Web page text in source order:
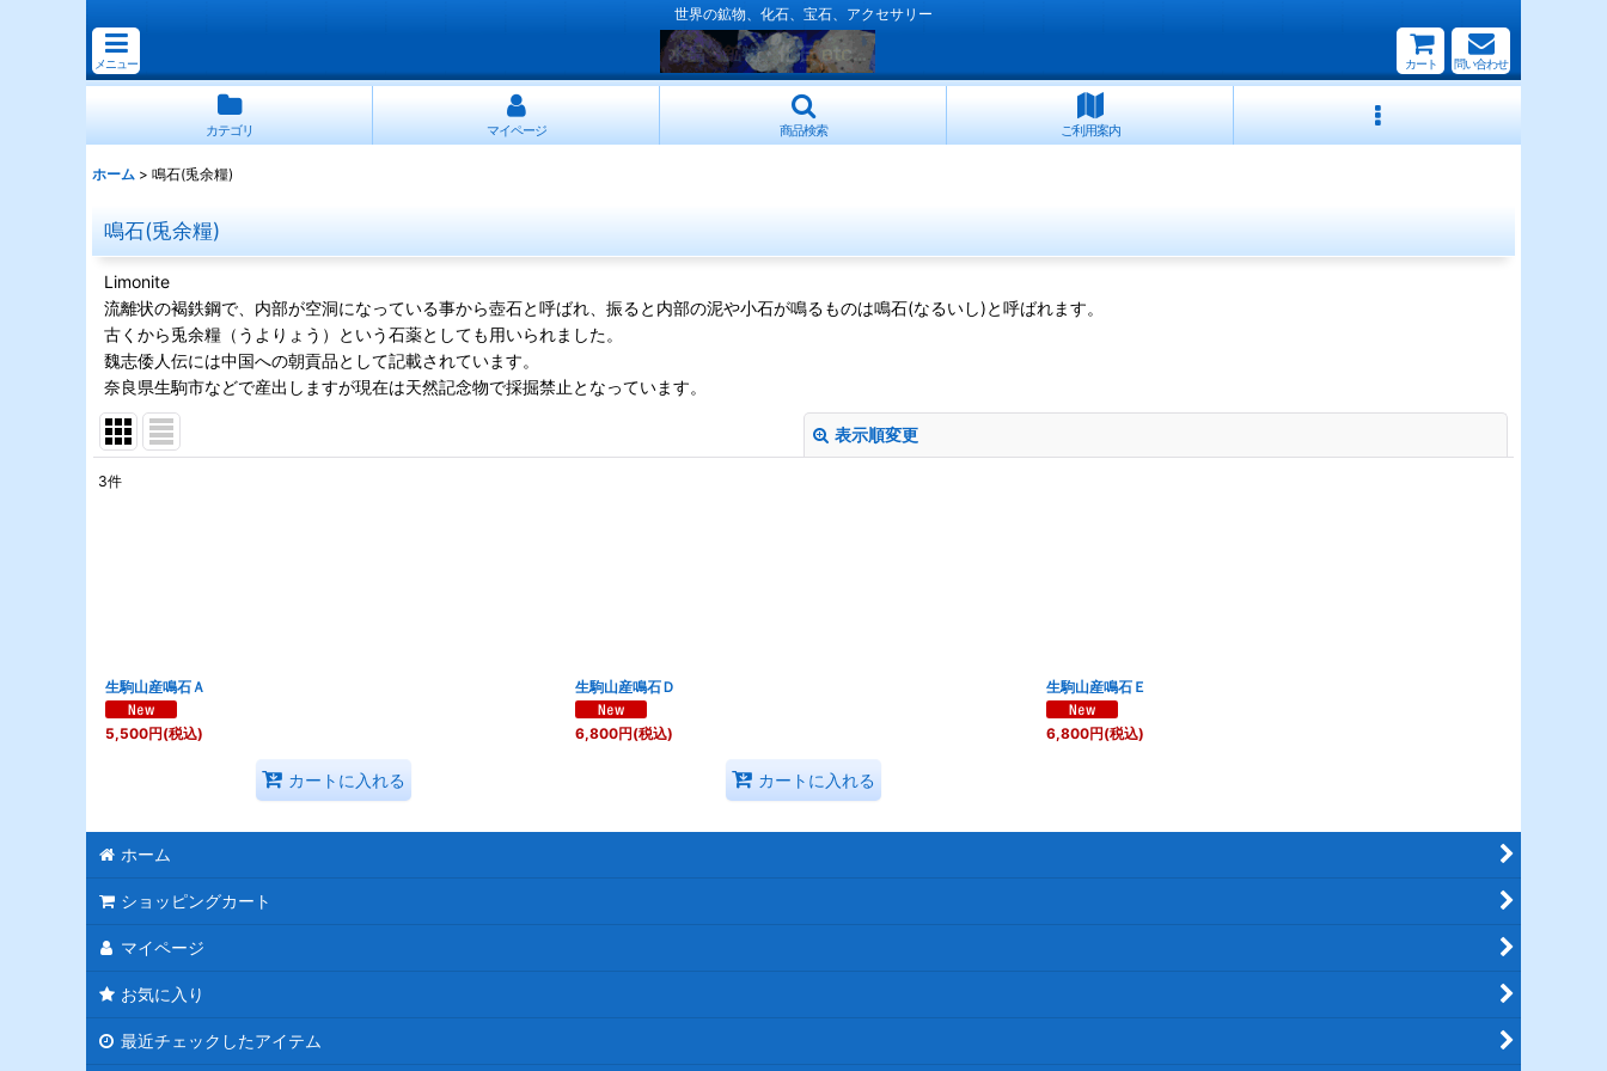
世界の鉱物、化石、宝石、アクセサリー
メニュー カート 問い合わせ
カテゴリ マイページ 商品検索 ご利用案内
ホーム > 鳴石(兎余糧)
鳴石(兎余糧)
Limonite
流離状の褐鉄鋼で、内部が空洞になっている事から壺石と呼ばれ、振ると内部の泥や小石が鳴るものは鳴石(なるいし)と呼ばれます。
古くから兎余糧（うよりょう）という石薬としても用いられました。
魏志倭人伝には中国への朝貢品として記載されています。
奈良県生駒市などで産出しますが現在は天然記念物で採掘禁止となっています。
表示順変更
3件
生駒山産鳴石Ａ
5,500円(税込)
カートに入れる
生駒山産鳴石Ｄ
6,800円(税込)
カートに入れる
生駒山産鳴石Ｅ
6,800円(税込)
ホーム
ショッピングカート
マイページ
お気に入り
最近チェックしたアイテム